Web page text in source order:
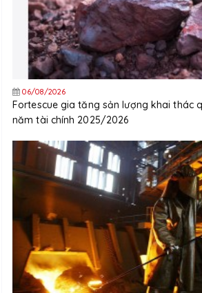
06/08/2026
Fortescue gia tăng sản lượng khai thác
năm tài chính 2025/2026